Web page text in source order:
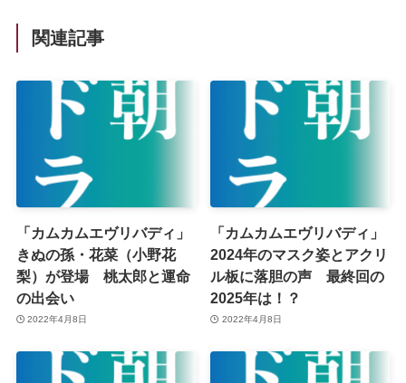
関連記事
「カムカムエヴリバディ」
きぬの孫・花菜（小野花
梨）が登場 桃太郎と運命
の出会い
2022年4月8日
「カムカムエヴリバディ」
2024年のマスク姿とアクリ
ル板に落胆の声 最終回の
2025年は！？
2022年4月8日